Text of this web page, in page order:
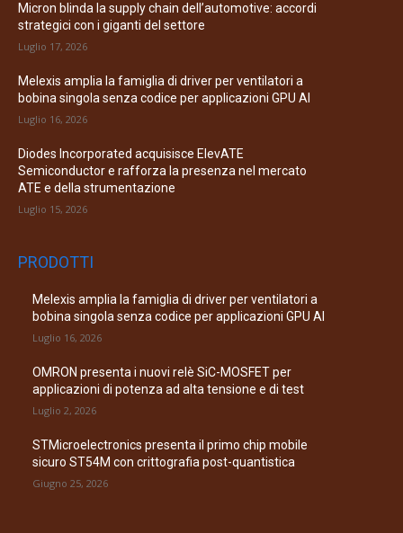
Micron blinda la supply chain dell’automotive: accordi
strategici con i giganti del settore
Luglio 17, 2026
Melexis amplia la famiglia di driver per ventilatori a
bobina singola senza codice per applicazioni GPU AI
Luglio 16, 2026
Diodes Incorporated acquisisce ElevATE
Semiconductor e rafforza la presenza nel mercato
ATE e della strumentazione
Luglio 15, 2026
PRODOTTI
Melexis amplia la famiglia di driver per ventilatori a
bobina singola senza codice per applicazioni GPU AI
Luglio 16, 2026
OMRON presenta i nuovi relè SiC-MOSFET per
applicazioni di potenza ad alta tensione e di test
Luglio 2, 2026
STMicroelectronics presenta il primo chip mobile
sicuro ST54M con crittografia post-quantistica
Giugno 25, 2026